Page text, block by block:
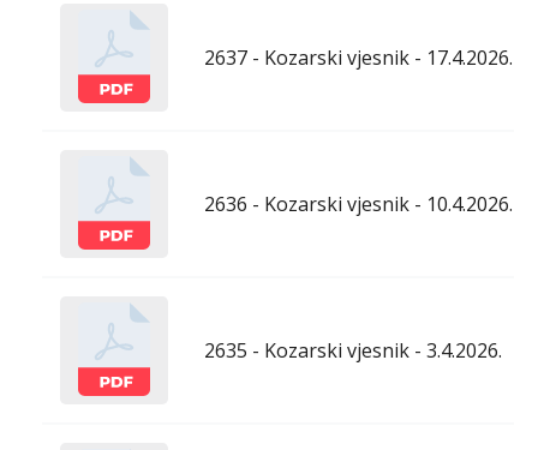
2637 - Kozarski vjesnik - 17.4.2026.
2636 - Kozarski vjesnik - 10.4.2026.
2635 - Kozarski vjesnik - 3.4.2026.